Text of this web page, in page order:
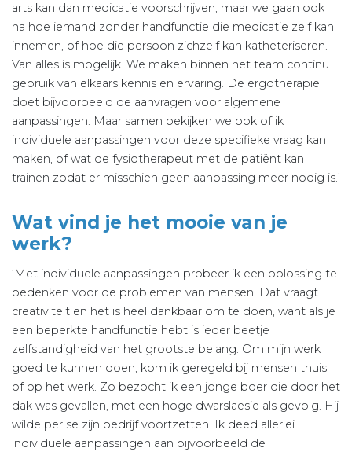
arts kan dan medicatie voorschrijven, maar we gaan ook
na hoe iemand zonder handfunctie die medicatie zelf kan
innemen, of hoe die persoon zichzelf kan katheteriseren.
Van alles is mogelijk. We maken binnen het team continu
gebruik van elkaars kennis en ervaring. De ergotherapie
doet bijvoorbeeld de aanvragen voor algemene
aanpassingen. Maar samen bekijken we ook of ik
individuele aanpassingen voor deze specifieke vraag kan
maken, of wat de fysiotherapeut met de patiënt kan
trainen zodat er misschien geen aanpassing meer nodig is.’
Wat vind je het mooie van je
werk?
‘Met individuele aanpassingen probeer ik een oplossing te
bedenken voor de problemen van mensen. Dat vraagt
creativiteit en het is heel dankbaar om te doen, want als je
een beperkte handfunctie hebt is ieder beetje
zelfstandigheid van het grootste belang. Om mijn werk
goed te kunnen doen, kom ik geregeld bij mensen thuis
of op het werk. Zo bezocht ik een jonge boer die door het
dak was gevallen, met een hoge dwarslaesie als gevolg. Hij
wilde per se zijn bedrijf voortzetten. Ik deed allerlei
individuele aanpassingen aan bijvoorbeeld de